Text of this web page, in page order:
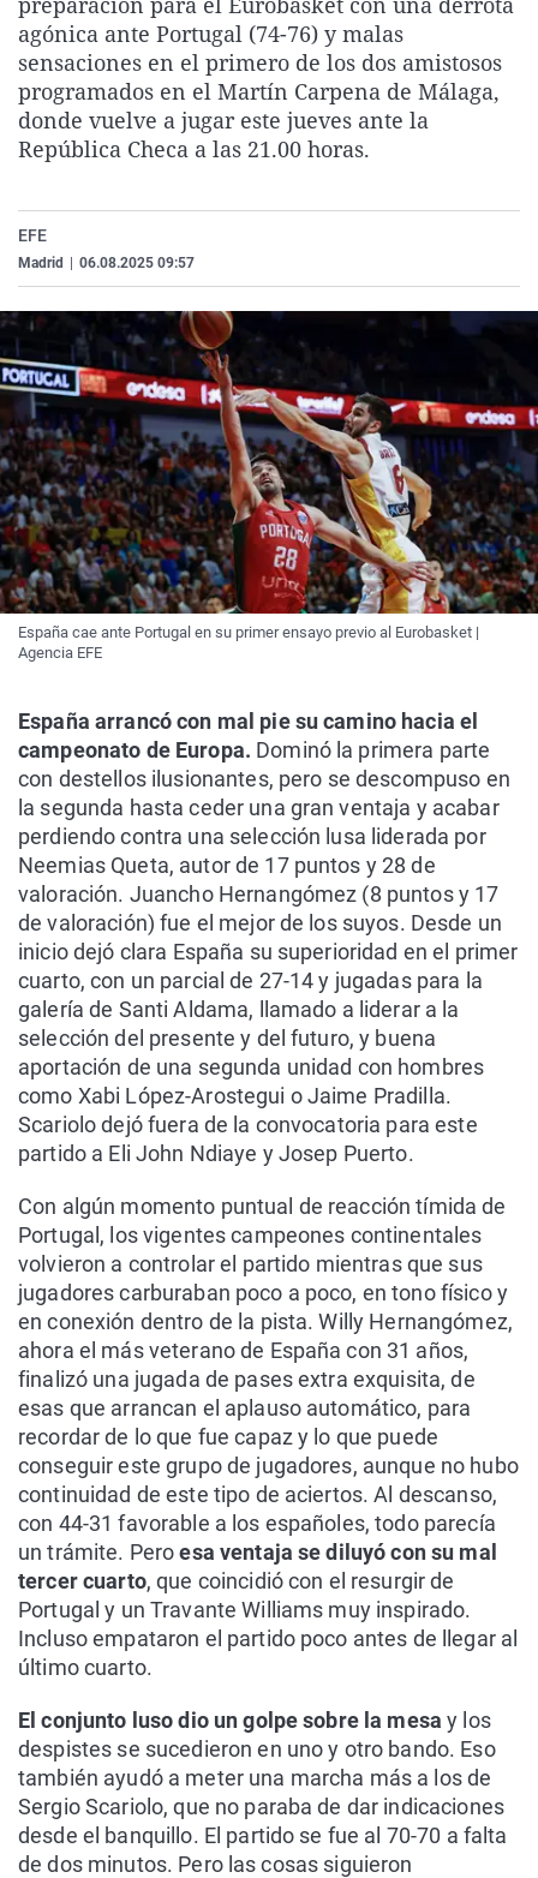
La rosa de los vientos
Gente viajera
Como el perro y el
Caso
Retornados
Equipo de
Operación Viuda
Extremadura
Galicia
La Rioja
Navarra
Virales
Televisión
Elecciones
agónica ante Portugal (74-76) y malas
sensaciones en el primero de los dos amistosos
programados en el Martín Carpena de Málaga,
donde vuelve a jugar este jueves ante la
República Checa a las 21.00 horas.
EFE
Madrid 06.08.2025 09:57
España cae ante Portugal en su primer ensayo previo al Eurobasket |
Agencia EFE
España arrancó con mal pie su camino hacia el
campeonato de Europa. Dominó la primera parte
con destellos ilusionantes, pero se descompuso en
la segunda hasta ceder una gran ventaja y acabar
perdiendo contra una selección lusa liderada por
Neemias Queta, autor de 17 puntos y 28 de
valoración. Juancho Hernangómez (8 puntos y 17
de valoración) fue el mejor de los suyos. Desde un
inicio dejó clara España su superioridad en el primer
cuarto, con un parcial de 27-14 y jugadas para la
galería de Santi Aldama, llamado a liderar a la
selección del presente y del futuro, y buena
aportación de una segunda unidad con hombres
como Xabi López-Arostegui o Jaime Pradilla.
Scariolo dejó fuera de la convocatoria para este
partido a Eli John Ndiaye y Josep Puerto.
Con algún momento puntual de reacción tímida de
Portugal, los vigentes campeones continentales
volvieron a controlar el partido mientras que sus
jugadores carburaban poco a poco, en tono físico y
en conexión dentro de la pista. Willy Hernangómez,
ahora el más veterano de España con 31 años,
finalizó una jugada de pases extra exquisita, de
esas que arrancan el aplauso automático, para
recordar de lo que fue capaz y lo que puede
conseguir este grupo de jugadores, aunque no hubo
continuidad de este tipo de aciertos. Al descanso,
con 44-31 favorable a los españoles, todo parecía
un trámite. Peroesa ventaja se diluyó con su mal
tercer cuarto, que coincidió con el resurgir de
Portugal y un Travante Williams muy inspirado.
Incluso empataron el partido poco antes de llegar al
último cuarto.
El conjunto luso dio un golpe sobre la mesay los
despistes se sucedieron en uno y otro bando. Eso
también ayudó a meter una marcha más a los de
Sergio Scariolo, que no paraba de dar indicaciones
desde el banquillo. El partido se fue al 70-70 a falta
de dos minutos. Pero las cosas siguieron